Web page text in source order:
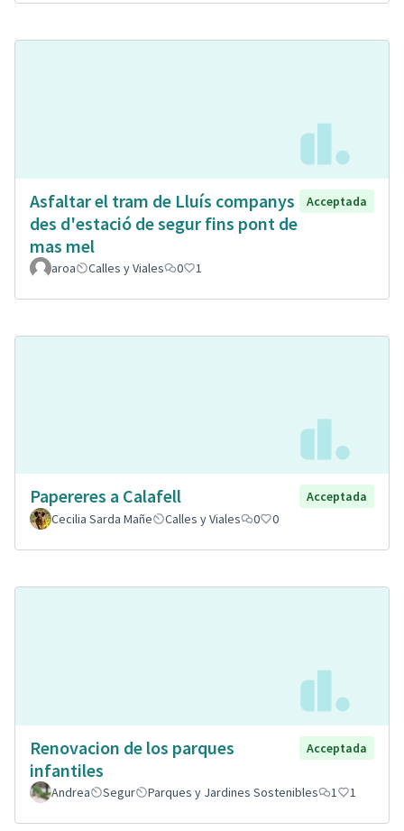
Asfaltar el tram de Lluís companys
des d'estació de segur fins pont de
mas mel
Acceptada
aroa Calles y Viales 0 1
Papereres a Calafell
Acceptada
Cecilia Sarda Mañe
Calles y Viales 0 0
Renovacion de los parques
infantiles
Acceptada
Andrea Segur Parques y Jardines Sostenibles 1 1